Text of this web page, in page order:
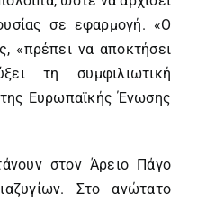
σε εφαρμογή. «Ο
«πρέπει να αποκτήσει
τη συμφιλιωτική
της Ευρωπαϊκής Ένωσης
στον Άρειο Πάγο
Στο ανώτατο